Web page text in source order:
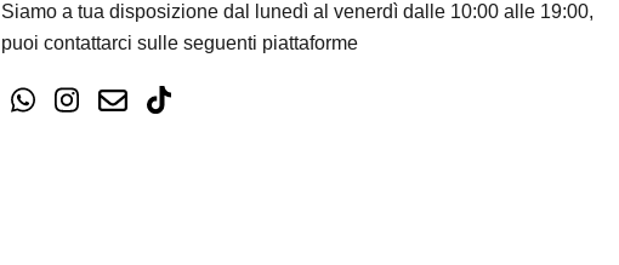
Siamo a tua disposizione dal lunedì al venerdì dalle 10:00 alle 19:00,
puoi contattarci sulle seguenti piattaforme